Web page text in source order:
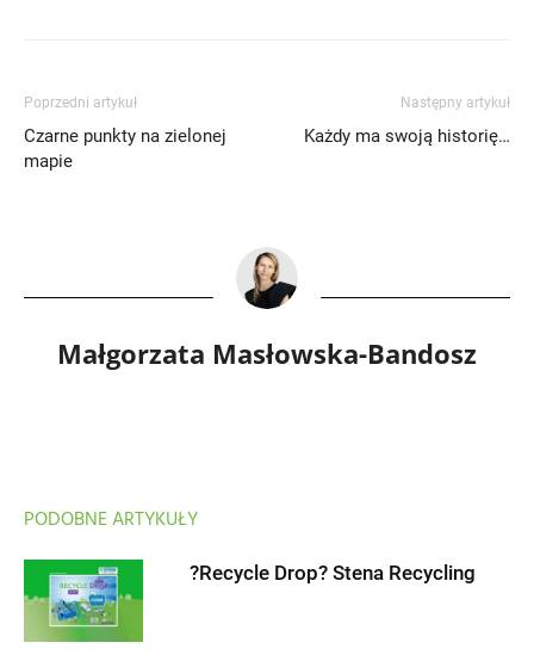
Poprzedni artykuł
Czarne punkty na zielonej
mapie
Następny artykuł
Każdy ma swoją historię…
Małgorzata Masłowska-Bandosz
PODOBNE ARTYKUŁY
?Recycle Drop? Stena Recycling